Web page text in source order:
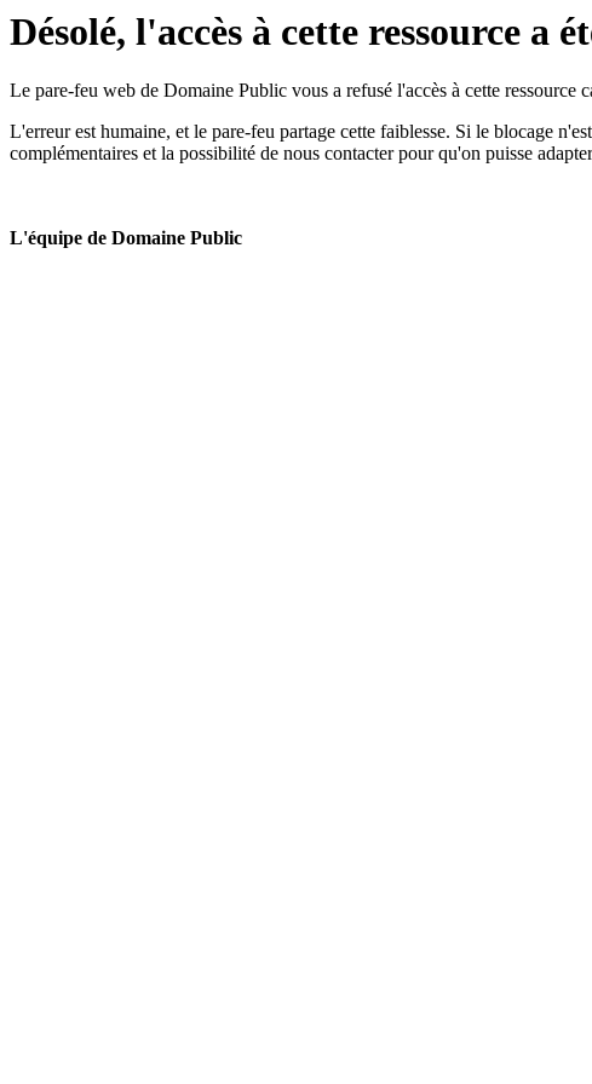
Désolé, l'accès à cette ressource a
Le pare-feu web de Domaine Public vous a refusé l'accès à cette ressource
L'erreur est humaine, et le pare-feu partage cette faiblesse. Si le blocage
complémentaires et la possibilité de nous contacter pour qu'on puisse
L'équipe de Domaine Public